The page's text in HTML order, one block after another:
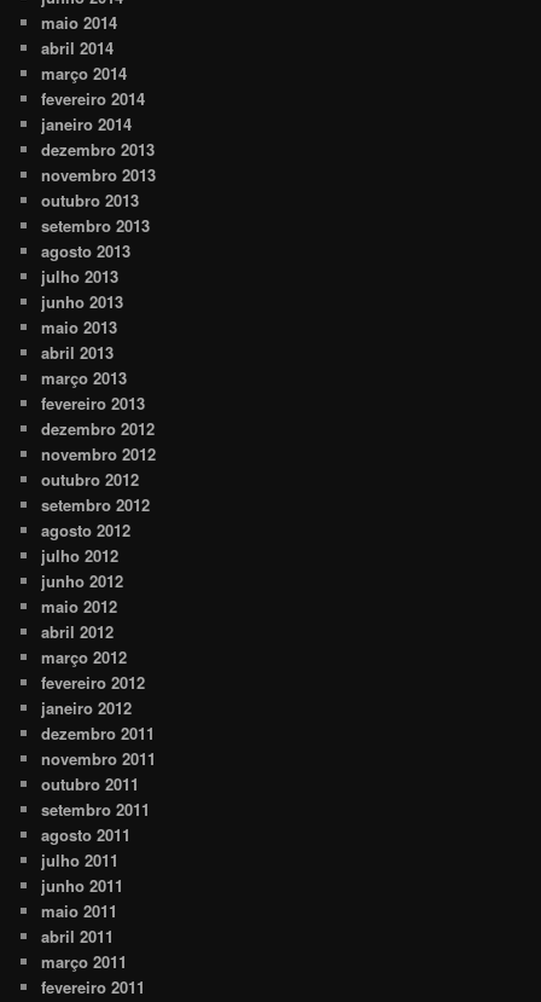
maio 2014
abril 2014
março 2014
fevereiro 2014
janeiro 2014
dezembro 2013
novembro 2013
outubro 2013
setembro 2013
agosto 2013
julho 2013
junho 2013
maio 2013
abril 2013
março 2013
fevereiro 2013
dezembro 2012
novembro 2012
outubro 2012
setembro 2012
agosto 2012
julho 2012
junho 2012
maio 2012
abril 2012
março 2012
fevereiro 2012
janeiro 2012
dezembro 2011
novembro 2011
outubro 2011
setembro 2011
agosto 2011
julho 2011
junho 2011
maio 2011
abril 2011
março 2011
fevereiro 2011